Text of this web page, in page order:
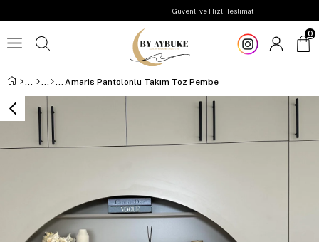
Güvenli ve Hızlı Teslimat
0
Amaris Pantolonlu Takım Toz Pembe